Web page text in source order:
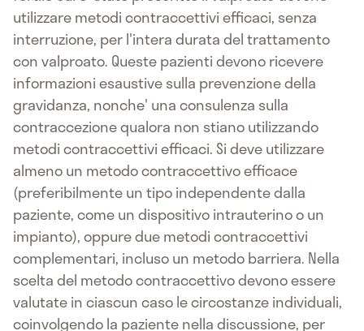
utilizzare metodi contraccettivi efficaci, senza
interruzione, per l'intera durata del trattamento
con valproato. Queste pazienti devono ricevere
informazioni esaustive sulla prevenzione della
gravidanza, nonche' una consulenza sulla
contraccezione qualora non stiano utilizzando
metodi contraccettivi efficaci. Si deve utilizzare
almeno un metodo contraccettivo efficace
(preferibilmente un tipo independente dalla
paziente, come un dispositivo intrauterino o un
impianto), oppure due metodi contraccettivi
complementari, incluso un metodo barriera. Nella
scelta del metodo contraccettivo devono essere
valutate in ciascun caso le circostanze individuali,
coinvolgendo la paziente nella discussione, per